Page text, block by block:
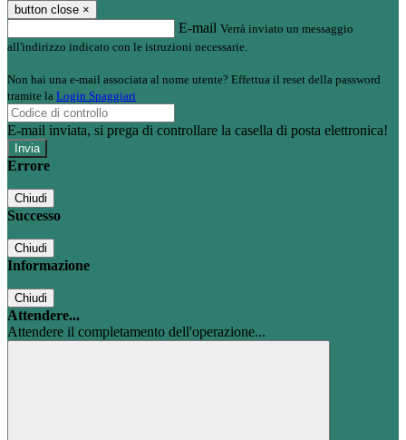
button close ×
E-mail Verrà inviato un messaggio
all'indirizzo indicato con le istruzioni necessarie.
Non hai una e-mail associata al nome utente? Effettua il reset della password
tramite la Login Spaggiari
E-mail inviata, si prega di controllare la casella di posta elettronica!
Errore
Chiudi
Successo
Chiudi
Informazione
Chiudi
Attendere...
Attendere il completamento dell'operazione...